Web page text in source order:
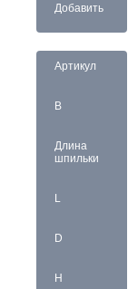
Добавить
Артикул
B
Длина
шпильки
L
D
H